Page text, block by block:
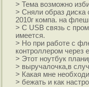
> Тема возможно
> Сняли образ диска
2010г компа. на
> С USB связь с
имеется.
> Но при работе с
контроллером через
> Этот ноутбук
> выручалочка,в
> Какая мне
> бежать и как